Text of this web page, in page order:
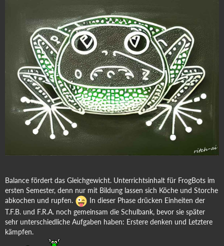
Balance fördert das Gleichgewicht. Unterrichtsinhalt für FrogBots im
ersten Semester, denn nur mit Bildung lassen sich Köche und Storche
abkochen und rupfen.
In dieser Phase drücken Einheiten der
T.F.B. und F.R.A. noch gemeinsam die Schulbank, bevor sie später
sehr unterschiedliche Aufgaben haben: Erstere denken und Letztere
kämpfen.